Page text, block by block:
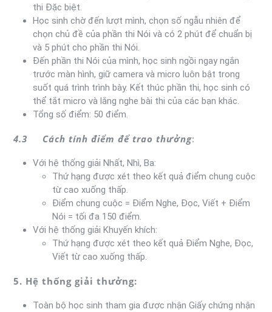
thi Đặc biệt.
Học sinh chờ đến lượt mình, chọn số ngẫu nhiên để
chọn chủ đề của phần thi Nói và có 2 phút để chuẩn bị
và 5 phút cho phần thi Nói.
Đến phần thi Nói của mình, học sinh ngồi ngay ngắn
trước màn hình, giữ camera và micro luôn bật trong
suốt quá trình trình bày. Kết thúc phần thi, học sinh có
thể tắt micro và lắng nghe bài thi của các bạn khác.
Tổng số điểm: 50 điểm.
4.3 Cách tính điểm để trao thưởng:
Với hệ thống giải Nhất, Nhì, Ba:
Thứ hạng được xét theo kết quả điểm chung cuộc
từ cao xuống thấp.
Điểm chung cuộc = Điểm Nghe, Đọc, Viết + Điểm
Nói = tối đa 150 điểm.
Với hệ thống giải Khuyến khích:
Thứ hạng được xét theo kết quả Điểm Nghe, Đọc,
Viết từ cao xuống thấp.
5. Hệ thống giải thưởng:
Toàn bộ học sinh tham gia được nhận Giấy chứng nhận